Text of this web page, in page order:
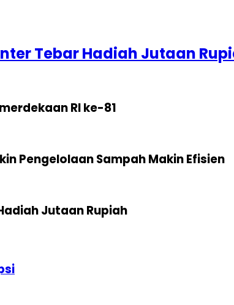
Tebar Hadiah Jutaan
RI ke-81
Pengelolaan Sampah Makin Efisien
Jutaan Rupiah